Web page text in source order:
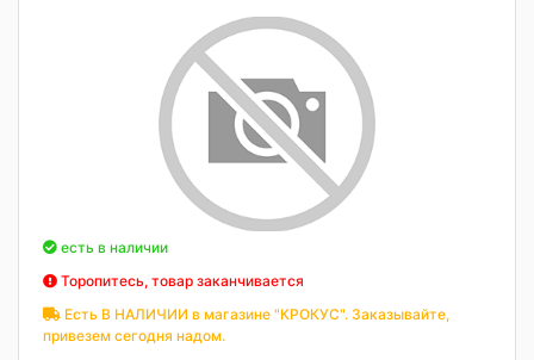
есть в наличии
Торопитесь, товар заканчивается
Есть В НАЛИЧИИ в магазине "КРОКУС". Заказывайте,
привезем сегодня надом.